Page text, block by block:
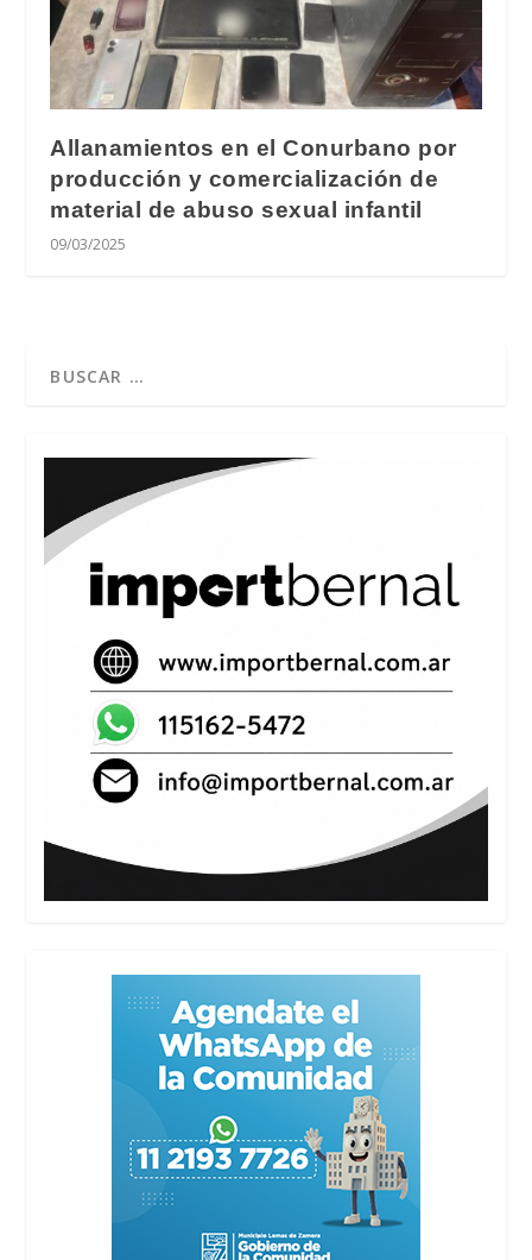
Allanamientos en el Conurbano por
producción y comercialización de
material de abuso sexual infantil
09/03/2025